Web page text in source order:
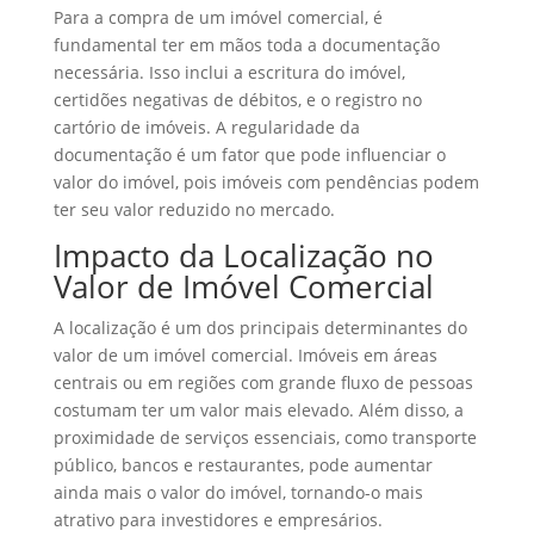
Para a compra de um imóvel comercial, é
fundamental ter em mãos toda a documentação
necessária. Isso inclui a escritura do imóvel,
certidões negativas de débitos, e o registro no
cartório de imóveis. A regularidade da
documentação é um fator que pode influenciar o
valor do imóvel, pois imóveis com pendências podem
ter seu valor reduzido no mercado.
Impacto da Localização no
Valor de Imóvel Comercial
A localização é um dos principais determinantes do
valor de um imóvel comercial. Imóveis em áreas
centrais ou em regiões com grande fluxo de pessoas
costumam ter um valor mais elevado. Além disso, a
proximidade de serviços essenciais, como transporte
público, bancos e restaurantes, pode aumentar
ainda mais o valor do imóvel, tornando-o mais
atrativo para investidores e empresários.